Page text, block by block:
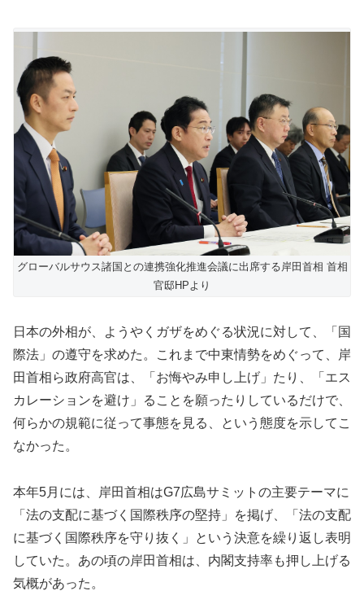
グローバルサウス諸国との連携強化推進会議に出席する岸田首相 首相
官邸HPより
日本の外相が、ようやくガザをめぐる状況に対して、「国
際法」の遵守を求めた。これまで中東情勢をめぐって、岸
田首相ら政府高官は、「お悔やみ申し上げ」たり、「エス
カレーションを避け」ることを願ったりしているだけで、
何らかの規範に従って事態を見る、という態度を示してこ
なかった。
本年5月には、岸田首相はG7広島サミットの主要テーマに
「法の支配に基づく国際秩序の堅持」を掲げ、「法の支配
に基づく国際秩序を守り抜く」という決意を繰り返し表明
していた。あの頃の岸田首相は、内閣支持率も押し上げる
気概があった。